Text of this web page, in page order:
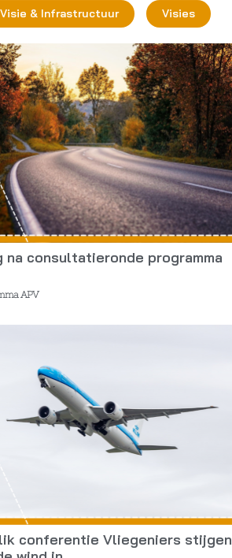
Visie & Infrastructuur Visies
na consultatieronde programma
APV
conferentie Vliegeniers stijgen